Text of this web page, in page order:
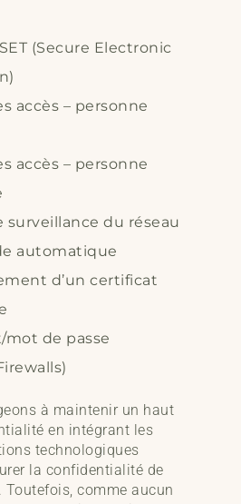
(Secure Electronic
accès – personne
accès – personne
surveillance du réseau
automatique
d’un certificat
de passe
à maintenir un haut
en intégrant les
technologiques
la confidentialité de
comme aucun